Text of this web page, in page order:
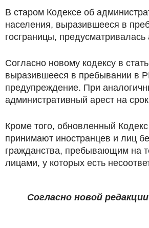
В старом Кодексе об
населения, выразившееся в
госграницы,
Согласно новому кодексу в
выразившееся в пребывании в
предупреждение. При
административный арест на
Кроме того, обновленный
принимают иностранцев и лиц
гражданства, пребывающим на
лицами, у которых есть
Согласно новой